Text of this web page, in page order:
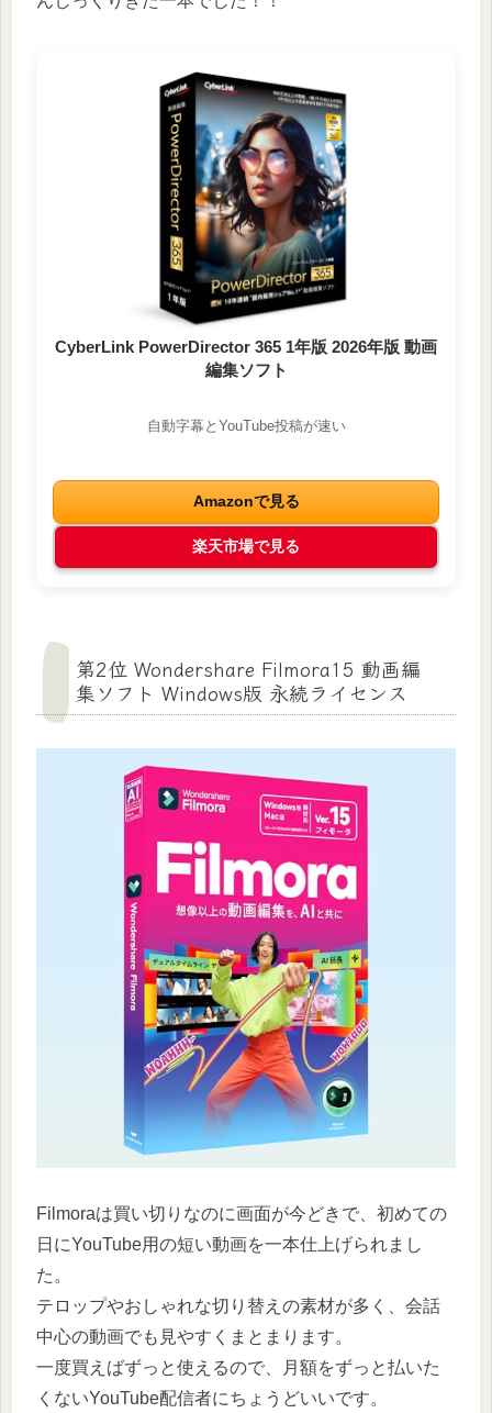
CyberLink PowerDirector 365 1年版 2026年版 動画
編集ソフト
自動字幕とYouTube投稿が速い
Amazonで見る
楽天市場で見る
第2位 Wondershare Filmora15 動画編
集ソフト Windows版 永続ライセンス
Filmoraは買い切りなのに画面が今どきで、初めての
日にYouTube用の短い動画を一本仕上げられまし
た。
テロップやおしゃれな切り替えの素材が多く、会話
中心の動画でも見やすくまとまります。
一度買えばずっと使えるので、月額をずっと払いた
くないYouTube配信者にちょうどいいです。